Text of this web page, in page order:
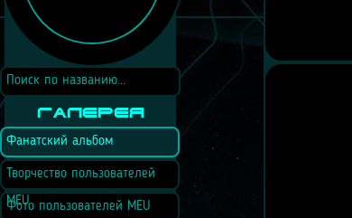
Галерея
Фанатский альбом
Творчество пользователей
MEU
Фото пользователей MEU